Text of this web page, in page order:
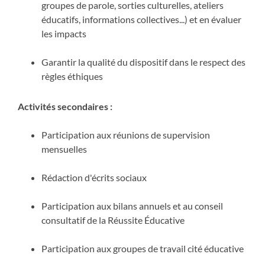
groupes de parole, sorties culturelles, ateliers
éducatifs, informations collectives...) et en évaluer
les impacts
Garantir la qualité du dispositif dans le respect des
règles éthiques
Activités secondaires :
Participation aux réunions de supervision
mensuelles
Rédaction d'écrits sociaux
Participation aux bilans annuels et au conseil
consultatif de la Réussite Éducative
Participation aux groupes de travail cité éducative